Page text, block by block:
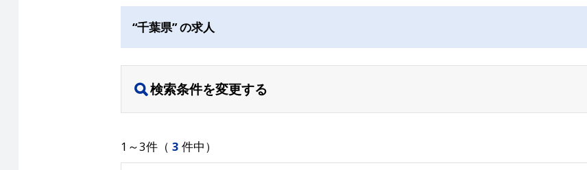
“千葉県” の求人
検索条件を変更する
1～3件（ 3 件中）